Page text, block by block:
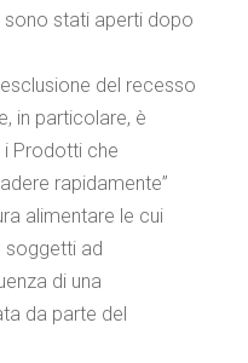
stati aperti dopo
del recesso
in particolare, è
Prodotti che
rapidamente”
alimentare le cui
soggetti ad
di una
da parte del